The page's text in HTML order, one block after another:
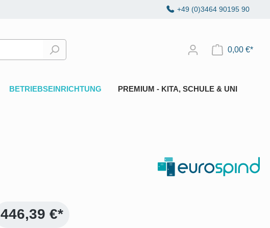
+49 (0)3464 90195 90
0,00 €*
BETRIEBSEINRICHTUNG PREMIUM - KITA, SCHULE & UNI
446,39 €*